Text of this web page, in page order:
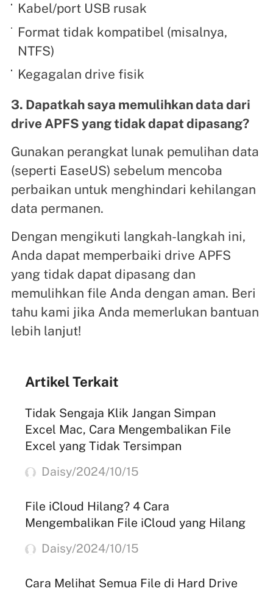
Kabel/port USB rusak
Format tidak kompatibel (misalnya,
NTFS)
Kegagalan drive fisik
3. Dapatkah saya memulihkan data dari
drive APFS yang tidak dapat dipasang?
Gunakan perangkat lunak pemulihan data
(seperti EaseUS) sebelum mencoba
perbaikan untuk menghindari kehilangan
data permanen.
Dengan mengikuti langkah-langkah ini,
Anda dapat memperbaiki drive APFS
yang tidak dapat dipasang dan
memulihkan file Anda dengan aman. Beri
tahu kami jika Anda memerlukan bantuan
lebih lanjut!
Artikel Terkait
Tidak Sengaja Klik Jangan Simpan
Excel Mac, Cara Mengembalikan File
Excel yang Tidak Tersimpan
Daisy/2024/10/15
File iCloud Hilang? 4 Cara
Mengembalikan File iCloud yang Hilang
Daisy/2024/10/15
Cara Melihat Semua File di Hard Drive